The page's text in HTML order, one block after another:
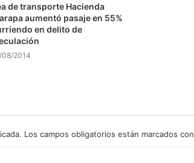
de transporte Hacienda
aumentó pasaje en 55%
en delito de
08/2014
Los campos obligatorios están marcados con